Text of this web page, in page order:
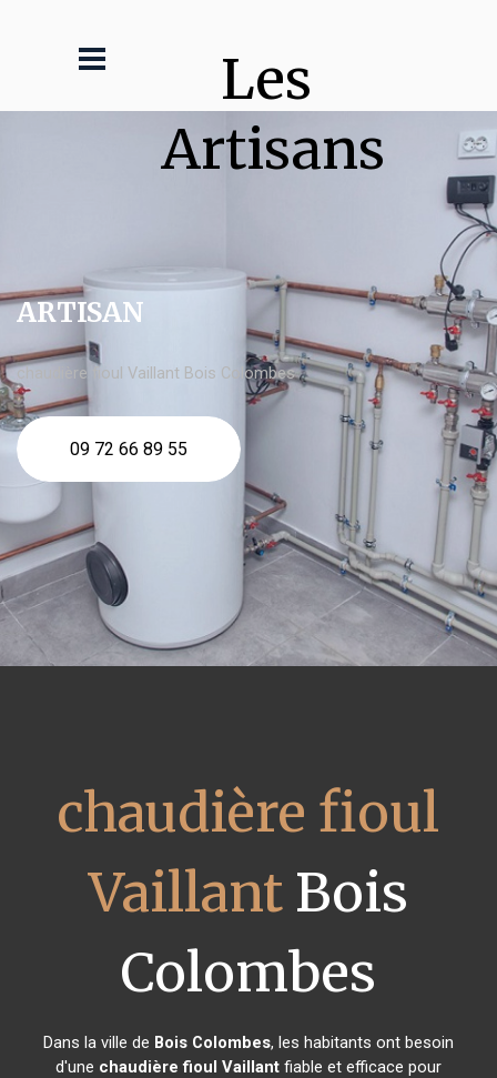
Les
Artisans
ARTISAN
chaudière fioul Vaillant Bois Colombes
09 72 66 89 55
chaudière fioul
VaillantBois
Colombes
Dans la ville de Bois Colombes, les habitants ont besoin
d'une chaudière fioul Vaillantfiable et efficace pour